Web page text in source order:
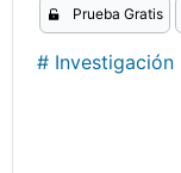
Prueba Gratis
# Investigación